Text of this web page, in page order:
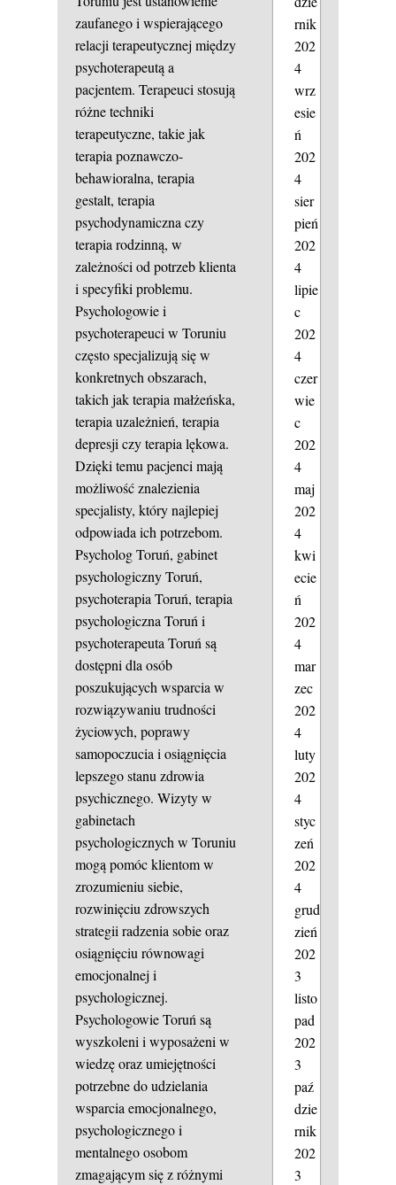
zaufanego i wspierającego
relacji terapeutycznej między
psychoterapeutą a
pacjentem. Terapeuci stosują
różne techniki
terapeutyczne, takie jak
terapia poznawczo-
behawioralna, terapia
gestalt, terapia
psychodynamiczna czy
terapia rodzinną, w
zależności od potrzeb klienta
i specyfiki problemu.
Psychologowie i
psychoterapeuci w Toruniu
często specjalizują się w
konkretnych obszarach,
takich jak terapia małżeńska,
terapia uzależnień, terapia
depresji czy terapia lękowa.
Dzięki temu pacjenci mają
możliwość znalezienia
specjalisty, który najlepiej
odpowiada ich potrzebom.
Psycholog Toruń, gabinet
psychologiczny Toruń,
psychoterapia Toruń, terapia
psychologiczna Toruń i
psychoterapeuta Toruń są
dostępni dla osób
poszukujących wsparcia w
rozwiązywaniu trudności
życiowych, poprawy
samopoczucia i osiągnięcia
lepszego stanu zdrowia
psychicznego. Wizyty w
gabinetach
psychologicznych w Toruniu
mogą pomóc klientom w
zrozumieniu siebie,
rozwinięciu zdrowszych
strategii radzenia sobie oraz
osiągnięciu równowagi
emocjonalnej i
psychologicznej.
Psychologowie Toruń są
wyszkoleni i wyposażeni w
wiedzę oraz umiejętności
potrzebne do udzielania
wsparcia emocjonalnego,
psychologicznego i
mentalnego osobom
zmagającym się z różnymi
rnik
202
4
wrz
esie
ń
202
4
sier
pień
202
4
lipie
c
202
4
czer
wie
c
202
4
maj
202
4
kwi
ecie
ń
202
4
mar
zec
202
4
luty
202
4
styc
zeń
202
4
grud
zień
202
3
listo
pad
202
3
paź
dzie
rnik
202
3